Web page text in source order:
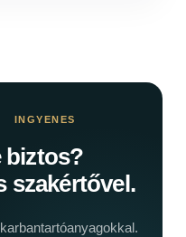
INGYENES
biztos?
szakértővel.